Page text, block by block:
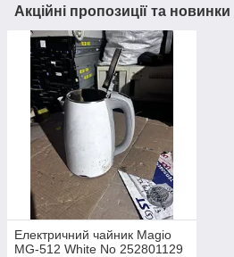
Акційні пропозиції та новинки
Електричний чайник Magio
MG-512 White No 252801129